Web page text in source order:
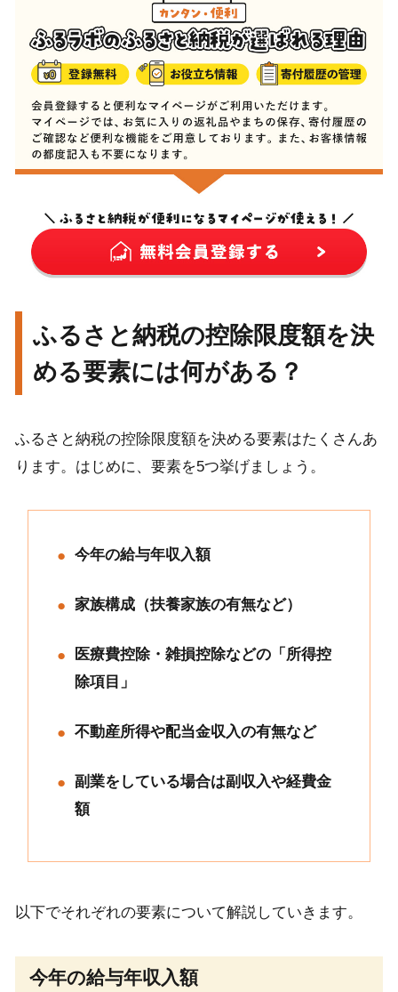
ふるさと納税の控除限度額を決
める要素には何がある？
ふるさと納税の控除限度額を決める要素はたくさんあ
ります。はじめに、要素を5つ挙げましょう。
今年の給与年収入額
家族構成（扶養家族の有無など）
医療費控除・雑損控除などの「所得控
除項目」
不動産所得や配当金収入の有無など
副業をしている場合は副収入や経費金
額
以下でそれぞれの要素について解説していきます。
今年の給与年収入額